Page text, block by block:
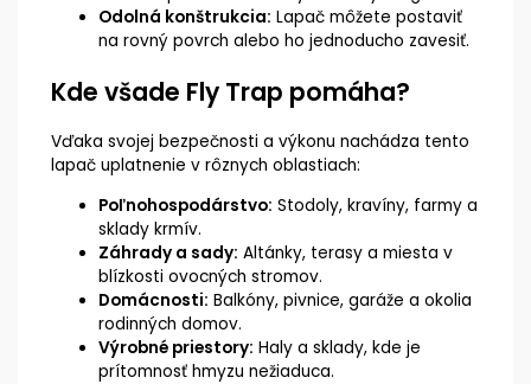
Odolná konštrukcia: Lapač môžete postaviť
na rovný povrch alebo ho jednoducho zavesiť.
Kde všade Fly Trap pomáha?
Vďaka svojej bezpečnosti a výkonu nachádza tento
lapač uplatnenie v rôznych oblastiach:
Poľnohospodárstvo: Stodoly, kravíny, farmy a
sklady krmív.
Záhrady a sady: Altánky, terasy a miesta v
blízkosti ovocných stromov.
Domácnosti: Balkóny, pivnice, garáže a okolia
rodinných domov.
Výrobné priestory: Haly a sklady, kde je
prítomnosť hmyzu nežiaduca.